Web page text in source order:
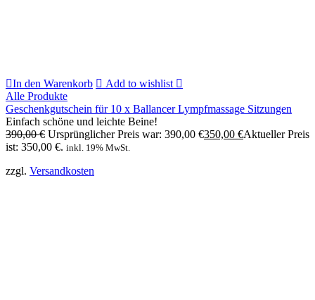
In den Warenkorb
Add to wishlist
Alle Produkte
Geschenkgutschein für 10 x Ballancer Lympfmassage Sitzungen
Einfach schöne und leichte Beine!
390,00€ Ursprünglicher Preis war: 390,00 €350,00 €Aktueller Preis
ist: 350,00 €. inkl. 19% MwSt.
zzgl. Versandkosten